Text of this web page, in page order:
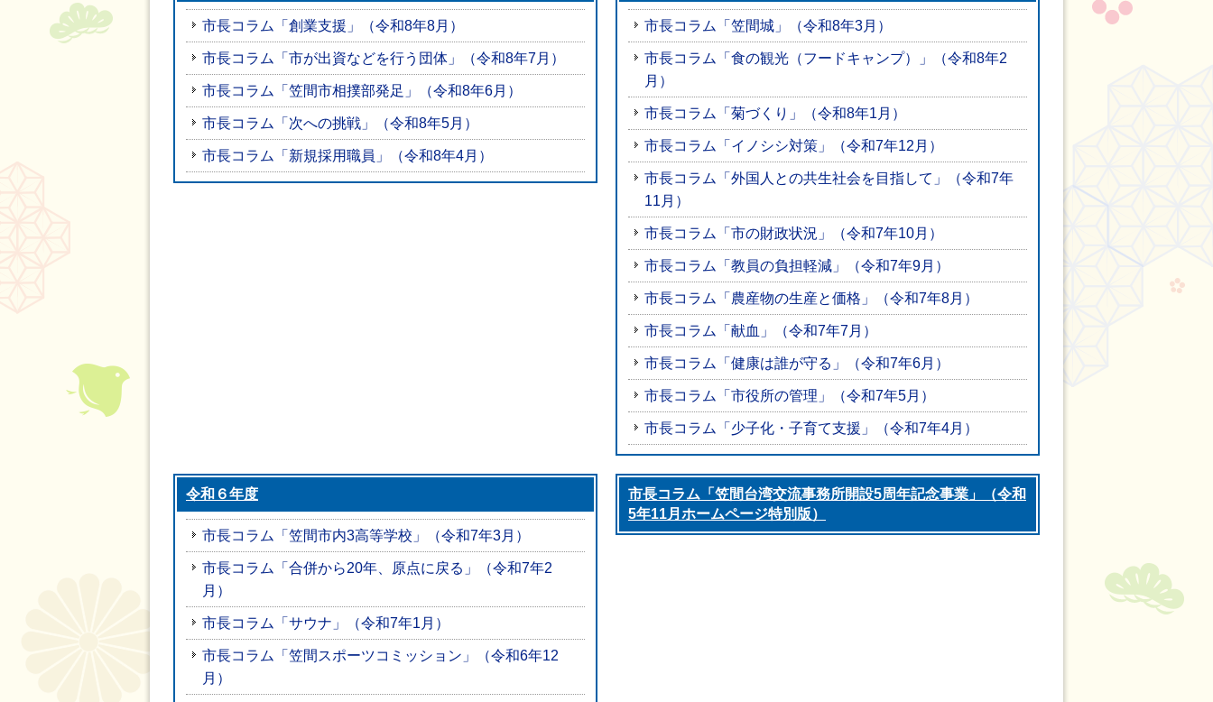
市長コラム「創業支援」（令和8年8月）
市長コラム「市が出資などを行う団体」（令和8年7月）
市長コラム「笠間市相撲部発足」（令和8年6月）
市長コラム「次への挑戦」（令和8年5月）
市長コラム「新規採用職員」（令和8年4月）
市長コラム「笠間城」（令和8年3月）
市長コラム「食の観光（フードキャンプ）」（令和8年2
月）
市長コラム「菊づくり」（令和8年1月）
市長コラム「イノシシ対策」（令和7年12月）
市長コラム「外国人との共生社会を目指して」（令和7年
11月）
市長コラム「市の財政状況」（令和7年10月）
市長コラム「教員の負担軽減」（令和7年9月）
市長コラム「農産物の生産と価格」（令和7年8月）
市長コラム「献血」（令和7年7月）
市長コラム「健康は誰が守る」（令和7年6月）
市長コラム「市役所の管理」（令和7年5月）
市長コラム「少子化・子育て支援」（令和7年4月）
令和６年度
市長コラム「笠間市内3高等学校」（令和7年3月）
市長コラム「合併から20年、原点に戻る」（令和7年2
月）
市長コラム「サウナ」（令和7年1月）
市長コラム「笠間スポーツコミッション」（令和6年12
月）
市長コラム「笠間台湾交流事務所開設5周年記念事業」（令和
5年11月ホームページ特別版）